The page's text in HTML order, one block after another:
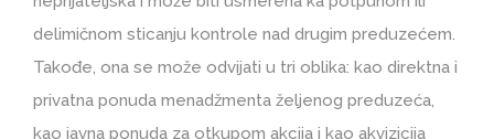
delimičnom sticanju kontrole nad drugim preduzećem.
Takođe, ona se može odvijati u tri oblika: kao direktna i
privatna ponuda menadžmenta željenog preduzeća,
kao javna ponuda za otkupom akcija i kao akvizicija